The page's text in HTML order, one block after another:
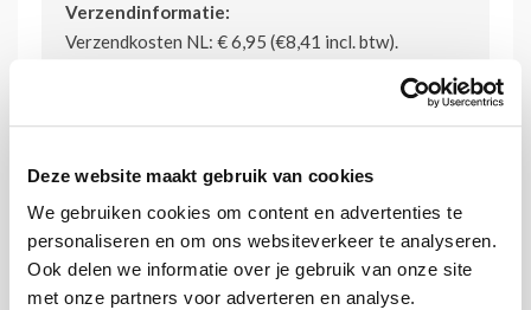
Deze website maakt gebruik van cookies
We gebruiken cookies om content en advertenties te
personaliseren en om ons websiteverkeer te analyseren.
Ook delen we informatie over je gebruik van onze site
met onze partners voor adverteren en analyse.
Verzendinformatie:
Verzendkosten NL: € 6,95 (€8,41 incl. btw).
Details
Formaat:A4 Staand + 1/3 A4 staande folderhouder